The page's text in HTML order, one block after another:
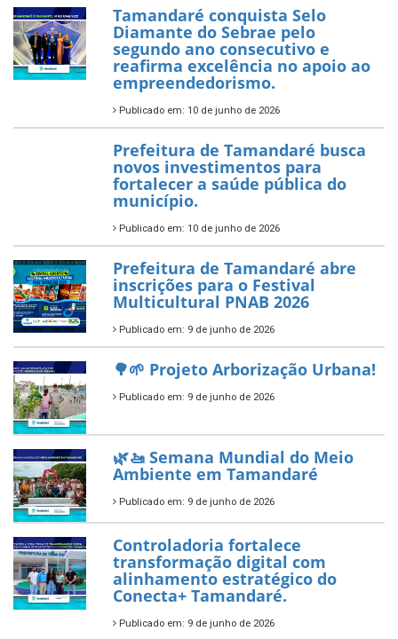
PartiuENEM — Prefeitura
garante transporte gratuito
para os estudantes
7 de novembro de 2025
Política Nacional Aldir Blanc
— Tamandaré tem Plano de
Aplicação de Recursos (PAR)
habilitado
7 de novembro de 2025
ÚLTIMAS NOTÍCIAS
Tamandaré conquista Selo
Diamante do Sebrae pelo
segundo ano consecutivo e
reafirma excelência no apoio ao
empreendedorismo.
Publicado em: 10 de junho de 2026
novos investimentos para
fortalecer a saúde pública do
município.
Publicado em: 10 de junho de 2026
Prefeitura de Tamandaré abre
inscrições para o Festival
Multicultural PNAB 2026
Publicado em: 9 de junho de 2026